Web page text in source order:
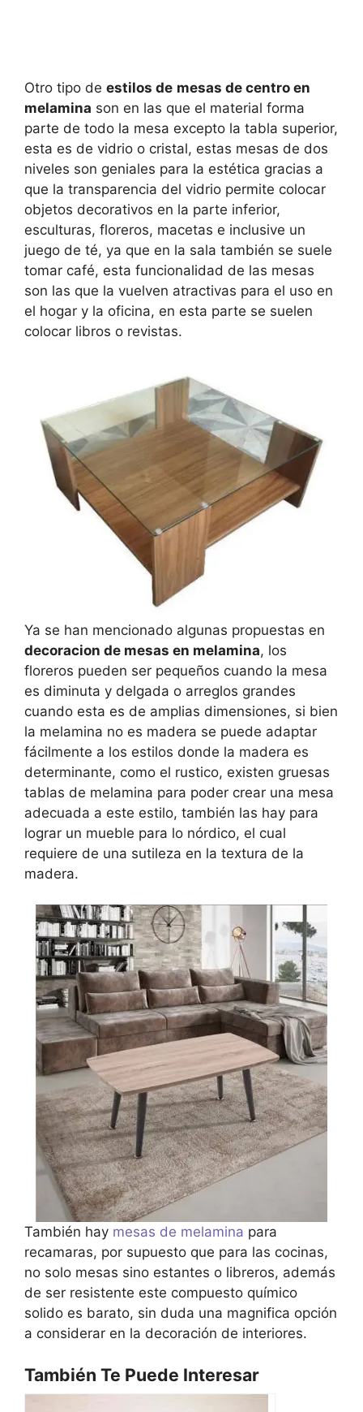
Otro tipo de estilos de mesas de centro en
melamina son en las que el material forma
parte de todo la mesa excepto la tabla superior,
esta es de vidrio o cristal, estas mesas de dos
niveles son geniales para la estética gracias a
que la transparencia del vidrio permite colocar
objetos decorativos en la parte inferior,
esculturas, floreros, macetas e inclusive un
juego de té, ya que en la sala también se suele
tomar café, esta funcionalidad de las mesas
son las que la vuelven atractivas para el uso en
el hogar y la oficina, en esta parte se suelen
colocar libros o revistas.
Ya se han mencionado algunas propuestas en
decoracion de mesas en melamina, los
floreros pueden ser pequeños cuando la mesa
es diminuta y delgada o arreglos grandes
cuando esta es de amplias dimensiones, si bien
la melamina no es madera se puede adaptar
fácilmente a los estilos donde la madera es
determinante, como el rustico, existen gruesas
tablas de melamina para poder crear una mesa
adecuada a este estilo, también las hay para
lograr un mueble para lo nórdico, el cual
requiere de una sutileza en la textura de la
madera.
También hay mesas de melamina para
recamaras, por supuesto que para las cocinas,
no solo mesas sino estantes o libreros, además
de ser resistente este compuesto químico
solido es barato, sin duda una magnifica opción
a considerar en la decoración de interiores.
También Te Puede Interesar